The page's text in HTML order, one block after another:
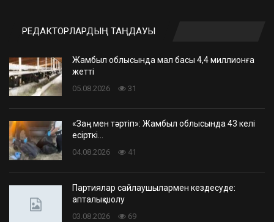
РЕДАКТОРЛАРДЫҢ ТАҢДАУЫ
Жамбыл облысында мал басы 4,4 миллионға
жетті
05.08.2026 31
«Заң мен тәртіп»: Жамбыл облысында 43 келі
есірткі…
04.08.2026 41
Партиялар сайлаушылармен кездесуде:
апталық шолу
03.08.2026 69